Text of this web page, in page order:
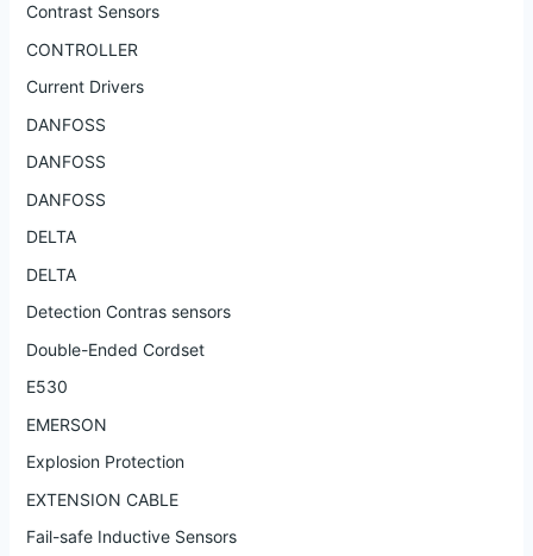
Contrast Sensors
CONTROLLER
Current Drivers
DANFOSS
DANFOSS
DANFOSS
DELTA
DELTA
Detection Contras sensors
Double-Ended Cordset
E530
EMERSON
Explosion Protection
EXTENSION CABLE
Fail-safe Inductive Sensors